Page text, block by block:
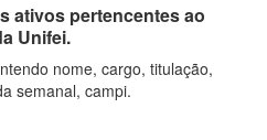
ativos pertencentes ao
Unifei.
nome, cargo, titulação,
semanal, campi.